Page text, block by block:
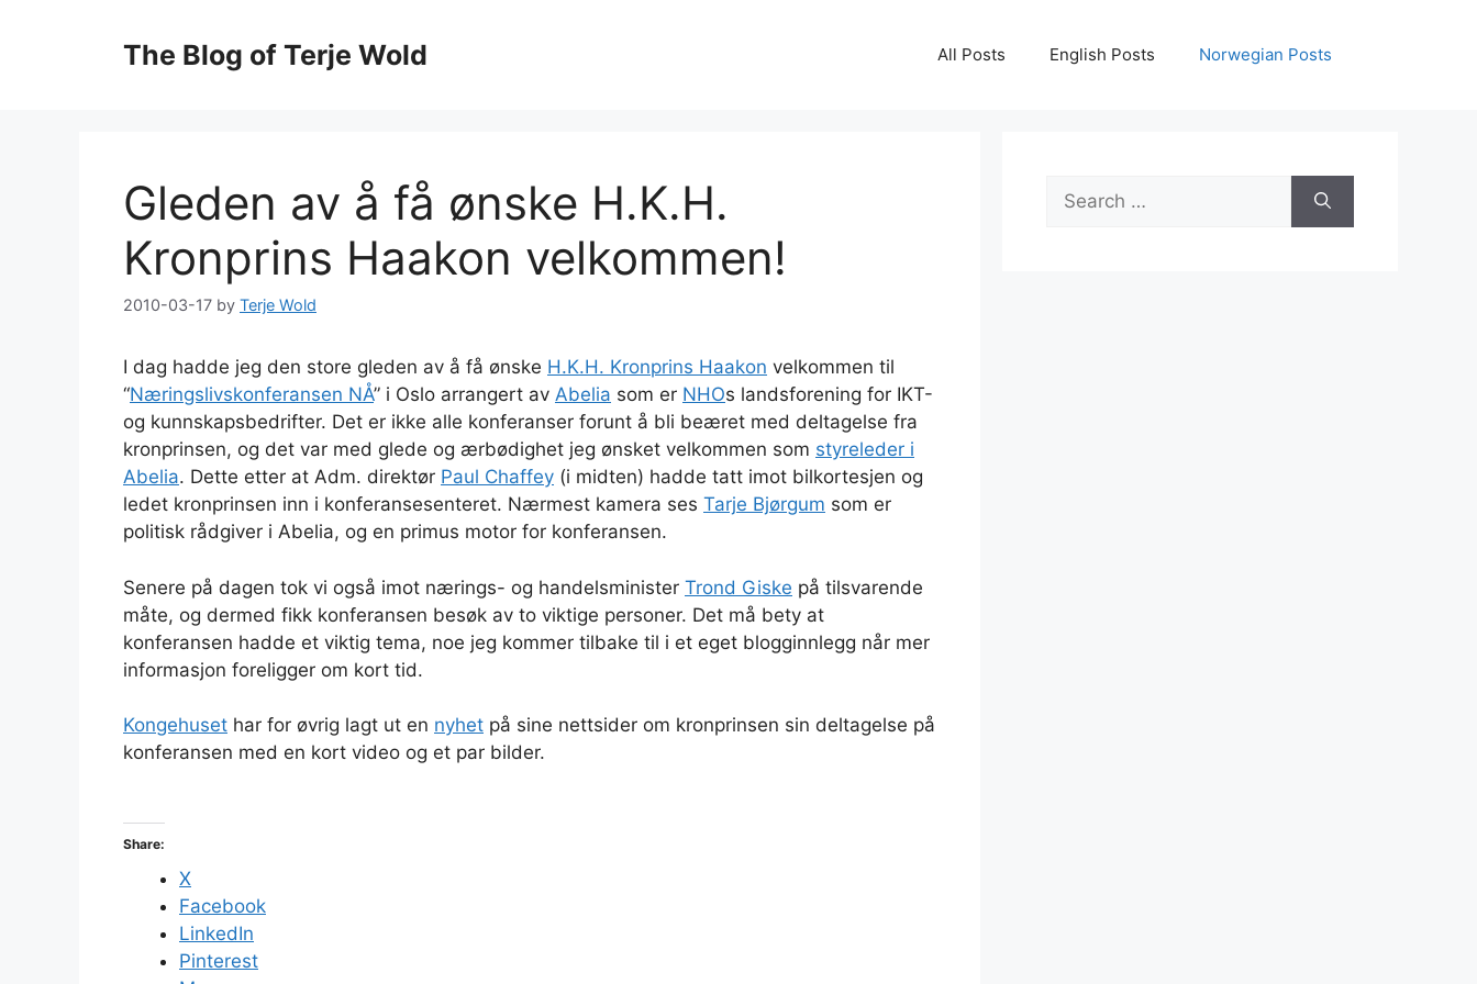
The Blog of Terje Wold All Posts English Posts Norwegian Posts
Gleden av å få ønske H.K.H.
Kronprins Haakon velkommen!
2010-03-17 by Terje Wold
I dag hadde jeg den store gleden av å få ønske H.K.H. Kronprins Haakon velkommen til
“Næringslivskonferansen NÅ” i Oslo arrangert av Abelia som er NHOs landsforening for IKT-
og kunnskapsbedrifter. Det er ikke alle konferanser forunt å bli beæret med deltagelse fra
kronprinsen, og det var med glede og ærbødighet jeg ønsket velkommen som styreleder i
Abelia. Dette etter at Adm. direktør Paul Chaffey (i midten) hadde tatt imot bilkortesjen og
ledet kronprinsen inn i konferansesenteret. Nærmest kamera ses Tarje Bjørgum som er
politisk rådgiver i Abelia, og en primus motor for konferansen.
Senere på dagen tok vi også imot nærings- og handelsminister Trond Giske på tilsvarende
måte, og dermed fikk konferansen besøk av to viktige personer. Det må bety at
konferansen hadde et viktig tema, noe jeg kommer tilbake til i et eget blogginnlegg når mer
informasjon foreligger om kort tid.
Kongehuset har for øvrig lagt ut en nyhet på sine nettsider om kronprinsen sin deltagelse på
konferansen med en kort video og et par bilder.
Share:
X
Facebook
LinkedIn
Pinterest
Search
for: